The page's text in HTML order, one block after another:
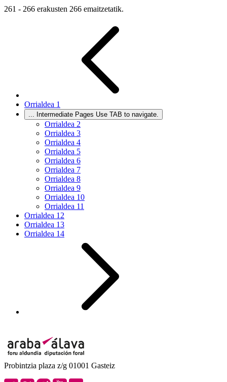
261 - 266 erakusten 266 emaitzetatik.
Orrialdea 1
... Intermediate Pages Use TAB to navigate.
Orrialdea 2
Orrialdea 3
Orrialdea 4
Orrialdea 5
Orrialdea 6
Orrialdea 7
Orrialdea 8
Orrialdea 9
Orrialdea 10
Orrialdea 11
Orrialdea 12
Orrialdea 13
Orrialdea 14
Probintzia plaza z/g 01001 Gasteiz